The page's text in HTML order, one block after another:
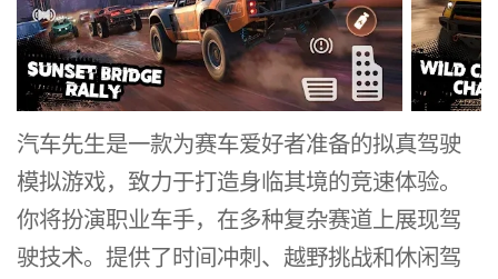
汽车先生是一款为赛车爱好者准备的拟真驾驶
模拟游戏，致力于打造身临其境的竞速体验。
你将扮演职业车手，在多种复杂赛道上展现驾
驶技术。提供了时间冲刺、越野挑战和休闲驾